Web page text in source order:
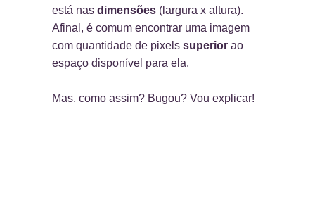
está nas dimensões (largura x altura).
Afinal, é comum encontrar uma imagem
com quantidade de pixels superior ao
espaço disponível para ela.
Mas, como assim? Bugou? Vou explicar!